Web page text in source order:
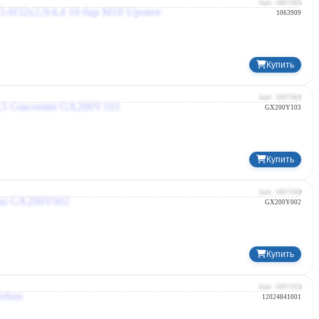
Арт: 1037205
1063909
Купить
Арт: 1037202
Италия
GX200Y103
Купить
Арт: 1037199
Италия
GX200Y002
Купить
Арт: 1037233
Германия
12024841001